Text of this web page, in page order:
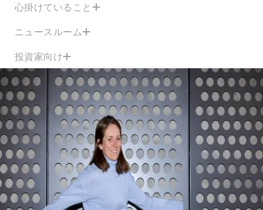
心掛けていること
ニュースルーム
投資家向け